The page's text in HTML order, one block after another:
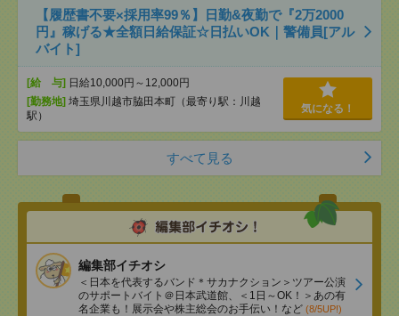
【履歴書不要×採用率99％】日勤&夜勤で『2万2000
円』稼げる★全額日給保証☆日払いOK｜警備員[アル
バイト]
[給 与] 日給10,000円～12,000円
[勤務地] 埼玉県川越市脇田本町（最寄り駅：川越
駅）
気になる！
すべて見る
編集部イチオシ
＜日本を代表するバンド＊サカナクション＞ツアー公演
のサポートバイト＠日本武道館、＜1日～OK！＞あの有
名企業も！展示会や株主総会のお手伝い！など (8/5UP!)